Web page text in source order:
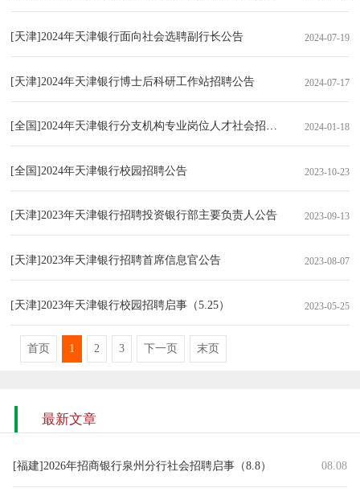
[天津]2024年天津银行面向社会选聘副行长公告 2024-07-19
[天津]2024年天津银行博士后科研工作站招聘公告 2024-07-17
[全国]2024年天津银行分支机构专业岗位人才社会招聘启事 2024-01-18
[全国]2024年天津银行校园招聘公告 2023-10-23
[天津]2023年天津银行招聘投资银行部主要负责人公告 2023-09-13
[天津]2023年天津银行招聘首席信息官公告 2023-08-07
[天津]2023年天津银行校园招聘启事（5.25） 2023-05-25
首页 1 2 3 下一页 末页
最新文章
[福建]2026年招商银行泉州分行社会招聘启事（8.8） 08.08